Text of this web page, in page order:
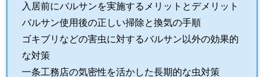
入居前にバルサンを実施するメリットとデメリット
バルサン使用後の正しい掃除と換気の手順
ゴキブリなどの害虫に対するバルサン以外の効果的
な対策
一条工務店の気密性を活かした長期的な虫対策